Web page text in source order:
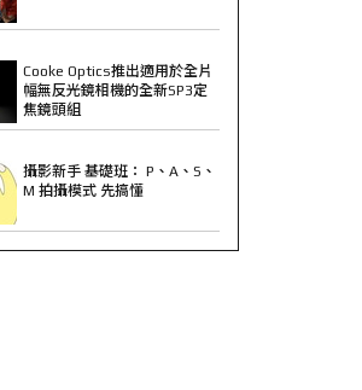
Cooke Optics推出適用於全片
幅無反光鏡相機的全新SP3定
焦鏡頭組
攝影新手 基礎班： P、A、S、
M 拍攝模式 先搞懂